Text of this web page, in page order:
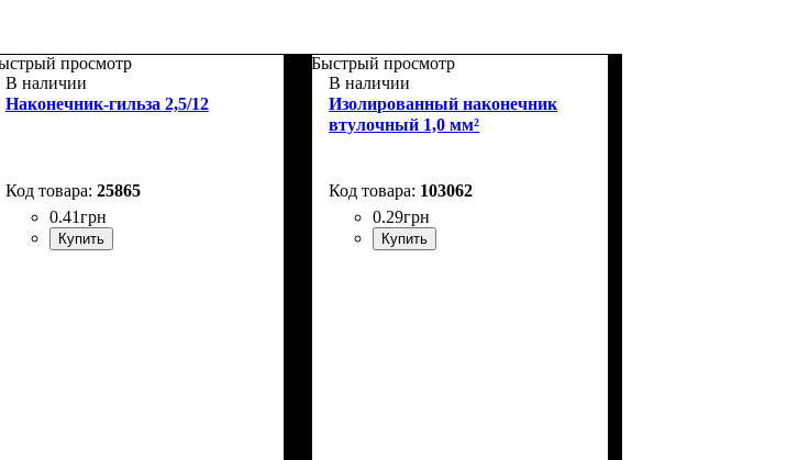
просмотр
В наличии
Наконечник-гильза 2,5/12
25865
0.41грн
Купить
Быстрый просмотр
В наличии
Изолированный наконечник
втулочный 1,0 мм²
103062
0.29грн
Купить